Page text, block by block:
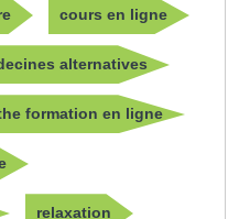
cours en ligne
alternatives
formation en ligne
relaxation